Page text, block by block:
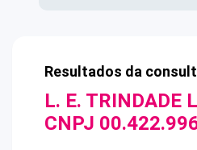
Resultados da
L. E. TRINDADE
CNPJ